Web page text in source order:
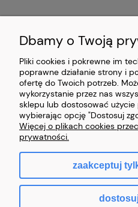
PŁATNOŚCI I DOSTAWA
ZAWARCIE UMOWY
pokaż pełną
Dbamy o Twoją
Pliki cookies i pokrewne im
poprawne działanie strony i
ofertę do Twoich potrzeb.
wykorzystanie przez nas
sklepu lub dostosować
wybierając opcję "Dostosuj
Więcej o plikach cookies
prywatności.
zaakceptuj